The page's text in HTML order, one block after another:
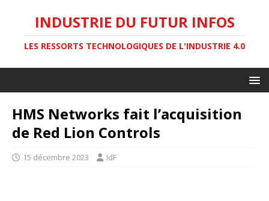
INDUSTRIE DU FUTUR INFOS
LES RESSORTS TECHNOLOGIQUES DE L'INDUSTRIE 4.0
HMS Networks fait l’acquisition
de Red Lion Controls
15 décembre 2023 IdF